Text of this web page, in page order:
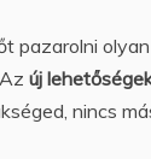
pazarolni
új
nincs